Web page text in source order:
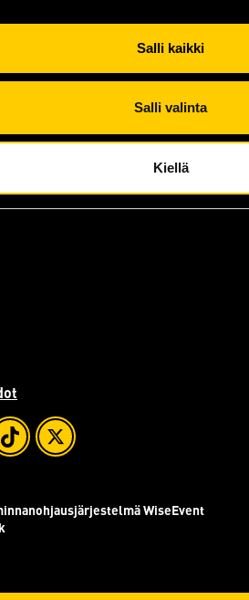
Salli kaikki
Salli valinta
Kiellä
WiseEvent